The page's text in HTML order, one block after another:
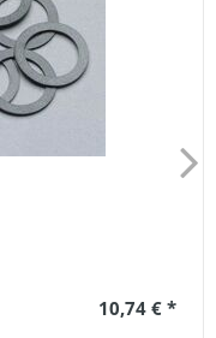
10,74 € *